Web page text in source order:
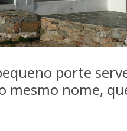
porte
mesmo nome,